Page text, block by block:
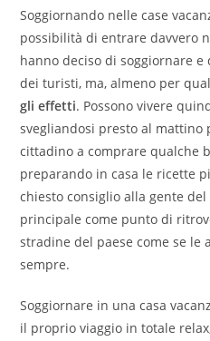
Soggiornando nelle case
possibilità di entrare davvero
hanno deciso di soggiornare
dei turisti, ma, almeno per
gli effetti. Possono vivere
svegliandosi presto al mattino
cittadino a comprare qualche
preparando in casa le ricette
chiesto consiglio alla gente
principale come punto di
stradine del paese come se le
sempre.
Soggiornare in una casa
il proprio viaggio in totale